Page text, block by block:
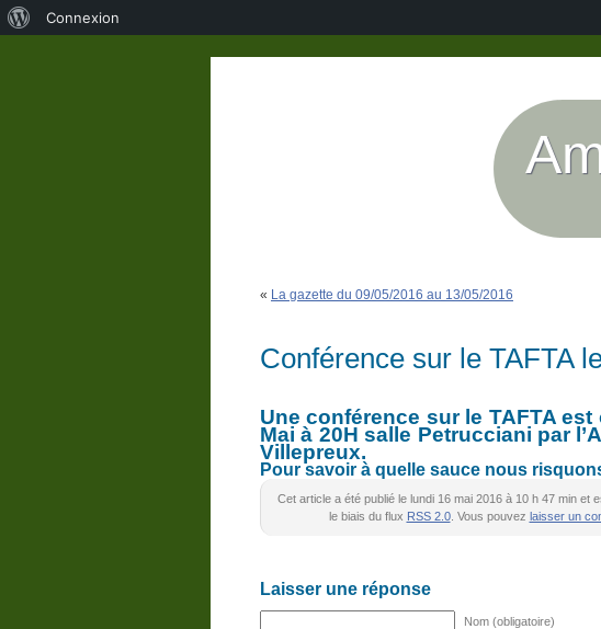
« La gazette du 09/05/2016 au 13/05/2016
Conférence sur le TAFTA
Une conférence sur le TAFTA
Mai à 20H salle Petrucciani par
Villepreux.
Pour savoir à quelle sauce nous
Cet article a été publié le lundi 16 mai 2016 à 10 h 47 min et
le biais du flux RSS 2.0. Vous pouvez laisser un
Laisser une réponse
Nom (obligatoire)
Connexion